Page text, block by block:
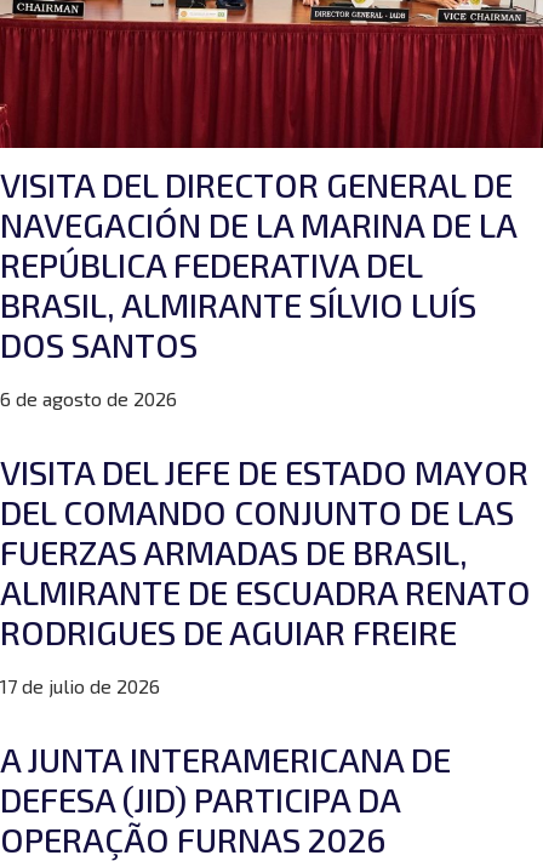
VISITA DEL DIRECTOR GENERAL DE
NAVEGACIÓN DE LA MARINA DE LA
REPÚBLICA FEDERATIVA DEL
BRASIL, ALMIRANTE SÍLVIO LUÍS
DOS SANTOS
6 de agosto de 2026
VISITA DEL JEFE DE ESTADO MAYOR
DEL COMANDO CONJUNTO DE LAS
FUERZAS ARMADAS DE BRASIL,
ALMIRANTE DE ESCUADRA RENATO
RODRIGUES DE AGUIAR FREIRE
17 de julio de 2026
A JUNTA INTERAMERICANA DE
DEFESA (JID) PARTICIPA DA
OPERAÇÃO FURNAS 2026